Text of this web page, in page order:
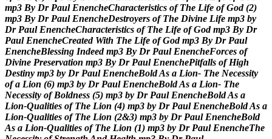
mp3 By Dr Paul EnencheCharacteristics of The Life of God (2)
mp3 By Dr Paul EnencheDestroyers of The Divine Life mp3 by
Dr Paul EnencheCharacteristics of The Life of God mp3 By Dr
Paul EnencheCreated With The Life of God mp3 By Dr Paul
EnencheBlessing Indeed mp3 By Dr Paul EnencheForces of
Divine Preservation mp3 By Dr Paul EnenchePitfalls of High
Destiny mp3 by Dr Paul EnencheBoldAs a Lion- The Necessity
of a Lion (6) mp3 by Dr Paul EnencheBoldAs a Lion- The
Necessity of Boldness (5) mp3 by Dr Paul EnencheBoldAs a
Lion-Qualities of The Lion (4) mp3 by Dr Paul EnencheBoldAs a
Lion-Qualities of The Lion (2&3) mp3 by Dr Paul EnencheBold
As a Lion-Qualities of The Lion (1) mp3 by Dr Paul EnencheThe